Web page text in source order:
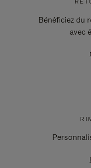
Bénéficiez du
avec